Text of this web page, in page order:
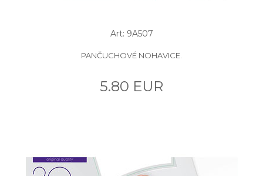
Art: 9A507
PANČUCHOVÉ NOHAVICE.
5.80 EUR